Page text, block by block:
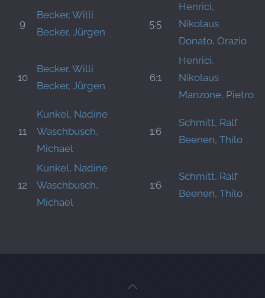
9
Becker, Willi
Becker, Jürgen
5:5
Henrici,
Nikolaus
Donato, Orazio
10
Becker, Willi
Becker, Jürgen
6:1
Henrici,
Nikolaus
Manzone, Pietro
11
Kunkel, Nadine
Waschbusch,
Michael
1:6
Schmitt, Ralf
Beenen, Thilo
12
Kunkel, Nadine
Waschbusch,
Michael
1:6
Schmitt, Ralf
Beenen, Thilo